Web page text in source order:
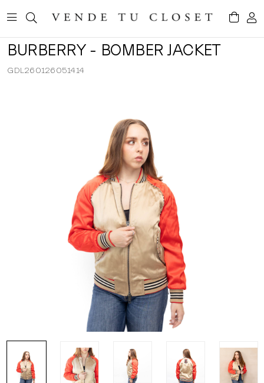
BURBERRY - BOMBER JACKET
GDL260126051414